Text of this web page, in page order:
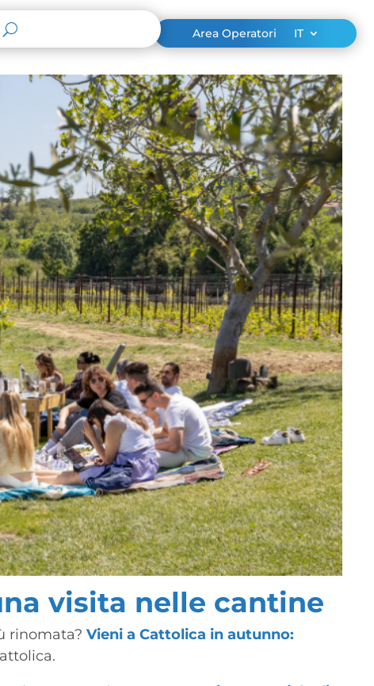
Area Operatori IT
visita nelle cantine
rinomata?Vieni a Cattolica in autunno: